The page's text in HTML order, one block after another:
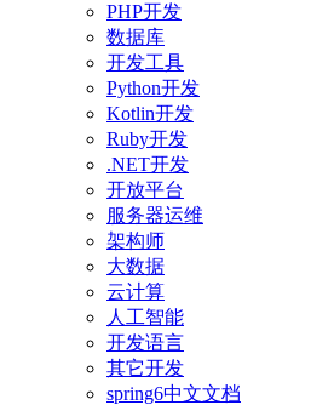
PHP开发
数据库
开发工具
Python开发
Kotlin开发
Ruby开发
.NET开发
开放平台
服务器运维
架构师
大数据
云计算
人工智能
开发语言
其它开发
spring6中文文档